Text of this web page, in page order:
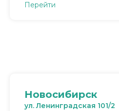
Перейти
Новосибирск
ул. Ленинградская 101/2